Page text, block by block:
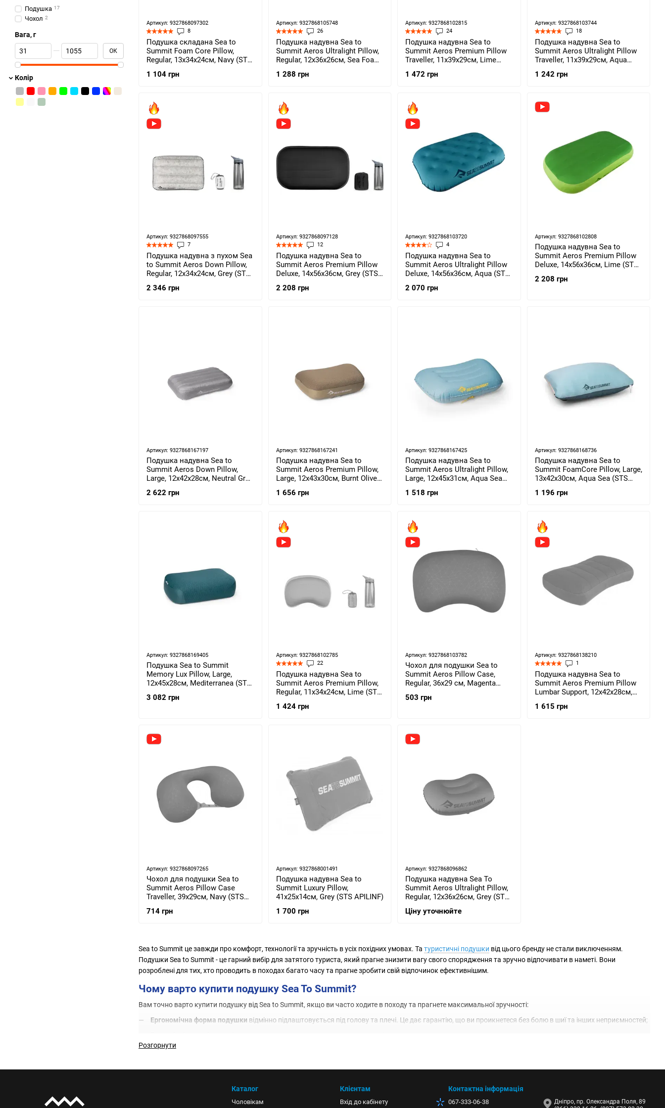
Sea to Summit це завжди про комфорт, технології та зручність в усіх похідних умовах. Та туристичні подушки від цього бренду не стали виключенням.
Подушки Sea to Summit - це гарний вибір для затятого туриста, який прагне знизити вагу свого спорядження та зручно відпочивати в наметі. Вони
розроблені для тих, хто проводить в походах багато часу та прагне зробити свій відпочинок ефективнішим.
Чому варто купити подушку Sea To Summit?
Вам точно варто купити подушку від Sea to Summit, якщо ви часто ходите в походу та прагнете максимальної зручності:
Ергономічна форма подушки відмінно підлаштовується під голову та плечі. Це дає гарантію, що ви проикнетеся без болю в шиї та інших неприємностей;
Швидке надування та здування завдяки великому клапану;
Ключові технології подушок Sea to Summit
Розгорнути
Артикул: 9327868097302
8
Подушка складана Sea to
Summit Foam Core Pillow,
Regular, 13х34х24см, Navy (STS
1 104 грн
Артикул: 9327868105748
26
Подушка надувна Sea to
Summit Aeros Ultralight Pillow,
Regular, 12х36х26см, Sea Foam
1 288 грн
Артикул: 9327868102815
24
Подушка надувна Sea to
Summit Aeros Premium Pillow
Traveller, 11х39х29см, Lime
1 472 грн
Артикул: 9327868103744
18
Подушка надувна Sea to
Summit Aeros Ultralight Pillow
Traveller, 11х39х29см, Aqua
1 242 грн
Артикул: 9327868097555
7
Подушка надувна з пухом Sea
to Summit Aeros Down Pillow,
Regular, 12х34х24см, Grey (STS
2 346 грн
Артикул: 9327868097128
12
Подушка надувна Sea to
Summit Aeros Premium Pillow
Deluxe, 14х56х36см, Grey (STS
2 208 грн
Артикул: 9327868103720
4
Подушка надувна Sea to
Summit Aeros Ultralight Pillow
Deluxe, 14х56х36см, Aqua (STS
2 070 грн
Артикул: 9327868102808
Подушка надувна Sea to
Summit Aeros Premium Pillow
Deluxe, 14х56х36см, Lime (STS
2 208 грн
Артикул: 9327868167197
Подушка надувна Sea to
Summit Aeros Down Pillow,
Large, 12x42x28см, Neutral Grey
2 622 грн
Артикул: 9327868167241
Подушка надувна Sea to
Summit Aeros Premium Pillow,
Large, 12x43x30см, Burnt Olive
1 656 грн
Артикул: 9327868167425
Подушка надувна Sea to
Summit Aeros Ultralight Pillow,
Large, 12x45x31см, Aqua Sea
1 518 грн
Артикул: 9327868168736
Подушка надувна Sea to
Summit FoamCore Pillow, Large,
13x42x30см, Aqua Sea (STS
1 196 грн
Артикул: 9327868169405
Подушка Sea to Summit
Memory Lux Pillow, Large,
12x45x28см, Mediterranea (STS
3 082 грн
Артикул: 9327868102785
22
Подушка надувна Sea to
Summit Aeros Premium Pillow,
Regular, 11х34х24см, Lime (STS
1 424 грн
Артикул: 9327868103782
Чохол для подушки Sea to
Summit Aeros Pillow Case,
Regular, 36х29 см, Magenta
503 грн
Артикул: 9327868138210
1
Подушка надувна Sea to
Summit Aeros Premium Pillow
Lumbar Support, 12х42х28см,
APILPREMLMBMG)
1 615 грн
Артикул: 9327868097265
Чохол для подушки Sea to
Summit Aeros Pillow Case
Traveller, 39х29см, Navy (STS
714 грн
Артикул: 9327868001491
Подушка надувна Sea to
Summit Luxury Pillow,
41х25х14см, Grey (STS APILINF)
1 700 грн
Артикул: 9327868096862
Подушка надувна Sea To
Summit Aeros Ultralight Pillow,
Regular, 12х36х26см, Grey (STS
Ціну уточнюйте
Подушка 17
Чохол 2
Вага, г
Від Вага, г
До Вага, г ОК
Колір
Каталог
Чоловікам
Клієнтам
Вхід до кабінету
Контактна інформація
067-333-06-38
Дніпро, пр. Олександра Поля, 89